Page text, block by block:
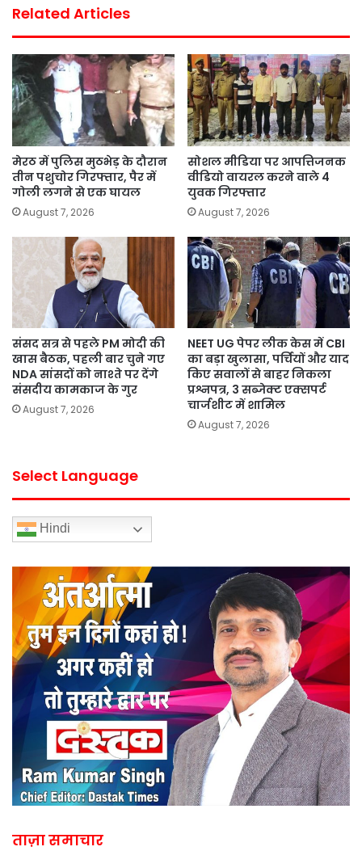
Related Articles
मेरठ में पुलिस मुठभेड़ के दौरान
तीन पशुचोर गिरफ्तार, पैर में
गोली लगने से एक घायल
August 7, 2026
सोशल मीडिया पर आपत्तिजनक
वीडियो वायरल करने वाले 4
युवक गिरफ्तार
August 7, 2026
संसद सत्र से पहले PM मोदी की
खास बैठक, पहली बार चुने गए
NDA सांसदों को नाश्ते पर देंगे
संसदीय कामकाज के गुर
August 7, 2026
NEET UG पेपर लीक केस में CBI
का बड़ा खुलासा, पर्चियों और याद
किए सवालों से बाहर निकला
प्रश्नपत्र, 3 सब्जेक्ट एक्सपर्ट
चार्जशीट में शामिल
August 7, 2026
Select Language
Hindi
ताज़ा समाचार